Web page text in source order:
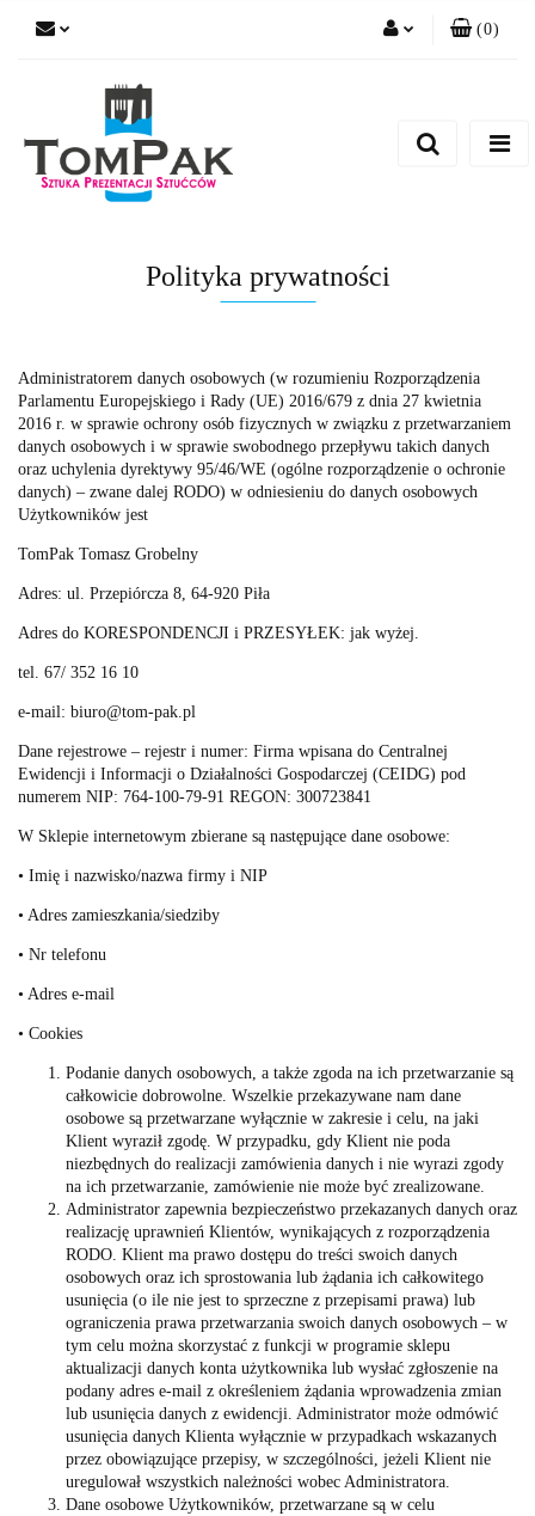
(0)
Polityka prywatności
Administratorem danych osobowych (w rozumieniu Rozporządzenia
Parlamentu Europejskiego i Rady (UE) 2016/679 z dnia 27 kwietnia
2016 r. w sprawie ochrony osób fizycznych w związku z przetwarzaniem
danych osobowych i w sprawie swobodnego przepływu takich danych
oraz uchylenia dyrektywy 95/46/WE (ogólne rozporządzenie o ochronie
danych) – zwane dalej RODO) w odniesieniu do danych osobowych
Użytkowników jest
TomPak Tomasz Grobelny
Adres: ul. Przepiórcza 8, 64-920 Piła
Adres do KORESPONDENCJI i PRZESYŁEK: jak wyżej.
tel. 67/ 352 16 10
e-mail: biuro@tom-pak.pl
Dane rejestrowe – rejestr i numer: Firma wpisana do Centralnej
Ewidencji i Informacji o Działalności Gospodarczej (CEIDG) pod
numerem NIP: 764-100-79-91 REGON: 300723841
W Sklepie internetowym zbierane są następujące dane osobowe:
• Imię i nazwisko/nazwa firmy i NIP
• Adres zamieszkania/siedziby
• Nr telefonu
• Adres e-mail
• Cookies
Podanie danych osobowych, a także zgoda na ich przetwarzanie są
całkowicie dobrowolne. Wszelkie przekazywane nam dane
osobowe są przetwarzane wyłącznie w zakresie i celu, na jaki
Klient wyraził zgodę. W przypadku, gdy Klient nie poda
niezbędnych do realizacji zamówienia danych i nie wyrazi zgody
na ich przetwarzanie, zamówienie nie może być zrealizowane.
Administrator zapewnia bezpieczeństwo przekazanych danych oraz
realizację uprawnień Klientów, wynikających z rozporządzenia
RODO. Klient ma prawo dostępu do treści swoich danych
osobowych oraz ich sprostowania lub żądania ich całkowitego
usunięcia (o ile nie jest to sprzeczne z przepisami prawa) lub
ograniczenia prawa przetwarzania swoich danych osobowych – w
tym celu można skorzystać z funkcji w programie sklepu
aktualizacji danych konta użytkownika lub wysłać zgłoszenie na
podany adres e-mail z określeniem żądania wprowadzenia zmian
lub usunięcia danych z ewidencji. Administrator może odmówić
usunięcia danych Klienta wyłącznie w przypadkach wskazanych
przez obowiązujące przepisy, w szczególności, jeżeli Klient nie
uregulował wszystkich należności wobec Administratora.
Dane osobowe Użytkowników, przetwarzane są w celu